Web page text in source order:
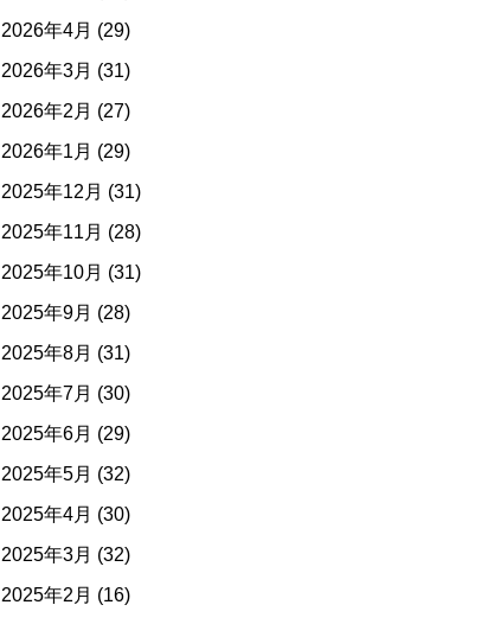
2026年4月 (29)
2026年3月 (31)
2026年2月 (27)
2026年1月 (29)
2025年12月 (31)
2025年11月 (28)
2025年10月 (31)
2025年9月 (28)
2025年8月 (31)
2025年7月 (30)
2025年6月 (29)
2025年5月 (32)
2025年4月 (30)
2025年3月 (32)
2025年2月 (16)